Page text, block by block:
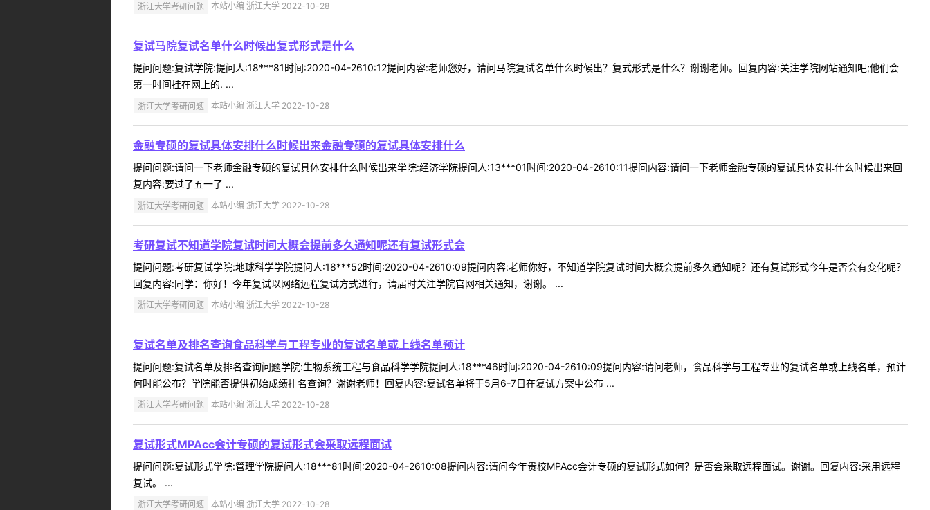
浙江大学考研问题 本站小编 浙江大学 2022-10-28
复试马院复试名单什么时候出复式形式是什么
提问问题:复试学院:提问人:18***81时间:2020-04-2610:12提问内容:老师您好，请问马院复试名单什么时候出？复式形式是什么？谢谢老师。回复内容:关注学院网站通知吧;他们会
第一时间挂在网上的. ...
浙江大学考研问题 本站小编 浙江大学 2022-10-28
金融专硕的复试具体安排什么时候出来金融专硕的复试具体安排什么
提问问题:请问一下老师金融专硕的复试具体安排什么时候出来学院:经济学院提问人:13***01时间:2020-04-2610:11提问内容:请问一下老师金融专硕的复试具体安排什么时候出来回
复内容:要过了五一了 ...
浙江大学考研问题 本站小编 浙江大学 2022-10-28
考研复试不知道学院复试时间大概会提前多久通知呢还有复试形式会
提问问题:考研复试学院:地球科学学院提问人:18***52时间:2020-04-2610:09提问内容:老师你好，不知道学院复试时间大概会提前多久通知呢？还有复试形式今年是否会有变化呢？
回复内容:同学：你好！今年复试以网络远程复试方式进行，请届时关注学院官网相关通知，谢谢。 ...
浙江大学考研问题 本站小编 浙江大学 2022-10-28
复试名单及排名查询食品科学与工程专业的复试名单或上线名单预计
提问问题:复试名单及排名查询问题学院:生物系统工程与食品科学学院提问人:18***46时间:2020-04-2610:09提问内容:请问老师，食品科学与工程专业的复试名单或上线名单，预计
何时能公布？学院能否提供初始成绩排名查询？谢谢老师！回复内容:复试名单将于5月6-7日在复试方案中公布 ...
浙江大学考研问题 本站小编 浙江大学 2022-10-28
复试形式MPAcc会计专硕的复试形式会采取远程面试
提问问题:复试形式学院:管理学院提问人:18***81时间:2020-04-2610:08提问内容:请问今年贵校MPAcc会计专硕的复试形式如何？是否会采取远程面试。谢谢。回复内容:采用远程
复试。 ...
浙江大学考研问题 本站小编 浙江大学 2022-10-28